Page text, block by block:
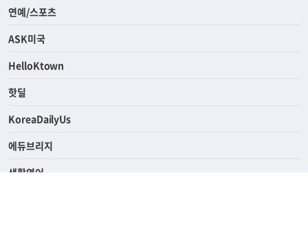
라이프
연예/스포츠
ASK미국
HelloKtown
핫딜
KoreaDailyUs